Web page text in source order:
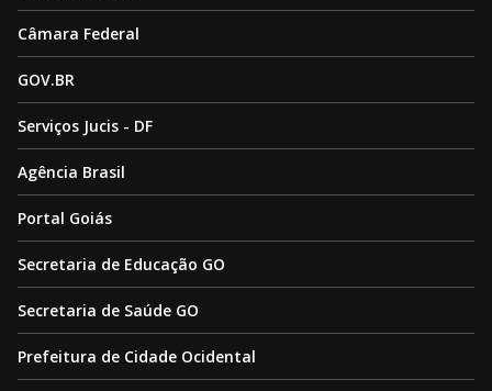
Câmara Federal
GOV.BR
Serviços Jucis - DF
Agência Brasil
Portal Goiás
Secretaria de Educação GO
Secretaria de Saúde GO
Prefeitura de Cidade Ocidental